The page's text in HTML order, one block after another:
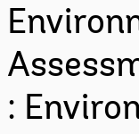
: